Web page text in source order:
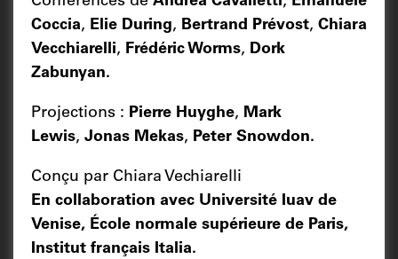
Coccia, Elie During, Bertrand Prévost, Chiara
Vecchiarelli, Frédéric Worms, Dork
Zabunyan.
Projections : Pierre Huyghe, Mark
Lewis, Jonas Mekas, Peter Snowdon.
Conçu par Chiara Vechiarelli
En collaboration avec Université Iuav de
Venise, École normale supérieure de Paris,
Institut français Italia.